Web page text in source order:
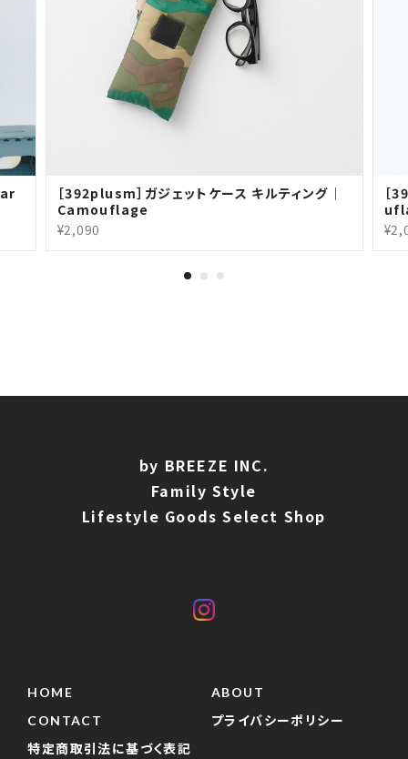
［392plusm］ガジェットケース キルティング｜
Camouflage
¥2,090
［
by BREEZE INC.
Family Style
Lifestyle Goods Select Shop
HOME
ABOUT
CONTACT
プライバシーポリシー
特定商取引法に基づく表記